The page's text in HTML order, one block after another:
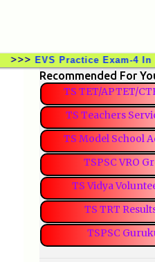
EVS Practice Exam-4 In Urdu
Recommended For
TS TET/APTET/
TS Teachers
TS Model School
TSPSC VRO
TS Vidya
TS TRT
TSPSC